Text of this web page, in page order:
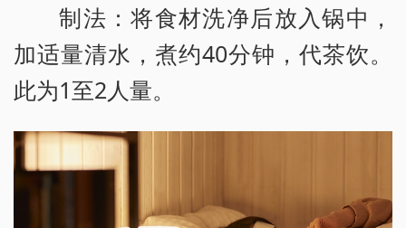
制法：将食材洗净后放入锅中，
加适量清水，煮约40分钟，代茶饮。
此为1至2人量。